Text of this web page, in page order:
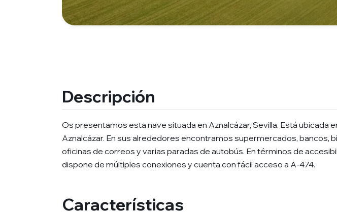
Descripción
Os presentamos esta nave situada en Aznalcázar, Sevilla. Está ubicada
Aznalcázar. En sus alrededores encontramos supermercados, bancos,
oficinas de correos y varias paradas de autobús. En términos de
dispone de múltiples conexiones y cuenta con fácil acceso a A-474.
Características